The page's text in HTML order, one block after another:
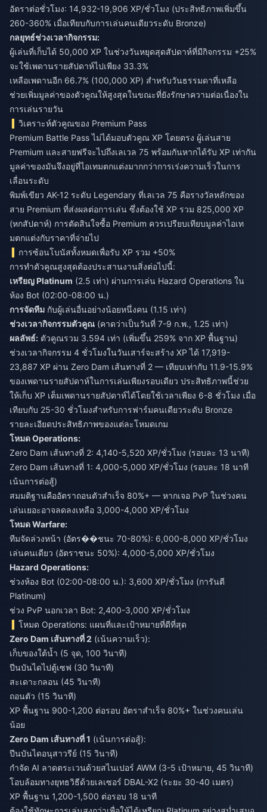
อัตราต่อชั่วโมง: 14,932-19,906 XP/ชั่วโมง (ประสิทธิภาพเพิ่มขึ้น
260-360% เมื่อเทียบกับการเล่นคนเดียวระดับ Bronze)
กลยุทธ์ช่วงเวลากิจกรรม:
ผู้เล่นที่เก็บได้ 50,000 XP ในช่วงวันหยุดสุดสัปดาห์ที่มีกิจกรรม +25%
จะใช้เพดานรายสัปดาห์ไปเพียง 33.3%
เหลือเพดานอีก 66.7% (100,000 XP) สำหรับวันธรรมดาที่เหลือ
ช่วยเพิ่มมูลค่าของตัวคูณให้สูงสุดในขณะที่ยังรักษาความต่อเนื่องใน
การเล่นรายวัน
วิเคราะห์ตัวคูณของ Premium Pass
Premium Battle Pass ไม่ได้มอบตัวคูณ XP โดยตรง ผู้เล่นสาย
Premium และสายฟรีจะไปถึงเลเวล 75 พร้อมกันหากได้รับ XP เท่ากัน
มูลค่าของมันจึงอยู่ที่ไอเทมตกแต่งมากกว่าการเร่งความเร็วในการ
เลื่อนระดับ
พิมพ์เขียว AK-12 ระดับ Legendary ที่เลเวล 75 คือรางวัลหลักของ
สาย Premium ที่ส่งผลต่อการเล่น ซึ่งต้องใช้ XP รวม 825,000 XP
(หกสัปดาห์) การตัดสินใจซื้อ Premium ควรเปรียบเทียบมูลค่าไอเท
มตกแต่งกับราคาที่จ่ายไป
การซ้อนโบนัสทั้งหมดเพื่อรับ XP รวม +50%
การทำตัวคูณสูงสุดต้องประสานงานสิ่งต่อไปนี้:
เหรียญ Platinum (2.5 เท่า) ผ่านการเล่น Hazard Operations ใน
ห้อง Bot (02:00-08:00 น.)
การจัดทีม กับผู้เล่นอื่นอย่างน้อยหนึ่งคน (1.15 เท่า)
ช่วงเวลากิจกรรมตัวคูณ (คาดว่าเป็นวันที่ 7-9 ก.พ., 1.25 เท่า)
ผลลัพธ์: ตัวคูณรวม 3.594 เท่า (เพิ่มขึ้น 259% จาก XP พื้นฐาน)
ช่วงเวลากิจกรรม 4 ชั่วโมงในวันเสาร์จะสร้าง XP ได้ 17,919-
23,887 XP ผ่าน Zero Dam เส้นทางที่ 2 — เทียบเท่ากับ 11.9-15.9%
ของเพดานรายสัปดาห์ในการเล่นเพียงรอบเดียว ประสิทธิภาพนี้ช่วย
ให้เก็บ XP เต็มเพดานรายสัปดาห์ได้โดยใช้เวลาเพียง 6-8 ชั่วโมง เมื่อ
เทียบกับ 25-30 ชั่วโมงสำหรับการฟาร์มคนเดียวระดับ Bronze
รายละเอียดประสิทธิภาพของแต่ละโหมดเกม
โหมด Operations:
Zero Dam เส้นทางที่ 2: 4,140-5,520 XP/ชั่วโมง (รอบละ 13 นาที)
Zero Dam เส้นทางที่ 1: 4,000-5,000 XP/ชั่วโมง (รอบละ 18 นาที
เน้นการต่อสู้)
สมมติฐานคืออัตราถอนตัวสำเร็จ 80%+ — หากเจอ PvP ในช่วงคน
เล่นเยอะอาจลดลงเหลือ 3,000-4,000 XP/ชั่วโมง
โหมด Warfare:
ทีมจัดล่วงหน้า (อัตร��ชนะ 70-80%): 6,000-8,000 XP/ชั่วโมง
เล่นคนเดียว (อัตราชนะ 50%): 4,000-5,000 XP/ชั่วโมง
Hazard Operations:
ช่วงห้อง Bot (02:00-08:00 น.): 3,600 XP/ชั่วโมง (การันตี
Platinum)
ช่วง PvP นอกเวลา Bot: 2,400-3,000 XP/ชั่วโมง
โหมด Operations: แผนที่และเป้าหมายที่ดีที่สุด
Zero Dam เส้นทางที่ 2 (เน้นความเร็ว):
เก็บของใต้น้ำ (5 จุด, 100 วินาที)
ปีนบันไดไปตู้เซฟ (30 วินาที)
สะเดาะกลอน (45 วินาที)
ถอนตัว (15 วินาที)
XP พื้นฐาน 900-1,200 ต่อรอบ อัตราสำเร็จ 80%+ ในช่วงคนเล่น
น้อย
Zero Dam เส้นทางที่ 1 (เน้นการต่อสู้):
ปีนบันไดอนุสาวรีย์ (15 วินาที)
กำจัด AI ลาดตระเวนด้วยสไนเปอร์ AWM (3-5 เป้าหมาย, 45 วินาที)
โอบล้อมทางยุทธวิธีด้วยเลเซอร์ DBAL-X2 (ระยะ 30-40 เมตร)
XP พื้นฐาน 1,200-1,500 ต่อรอบ 18 นาที